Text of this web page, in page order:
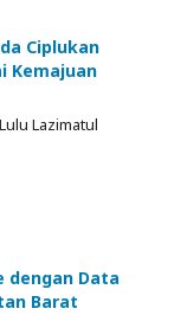
Ciplukan
Kemajuan
Lazimatul
dengan Data
Barat